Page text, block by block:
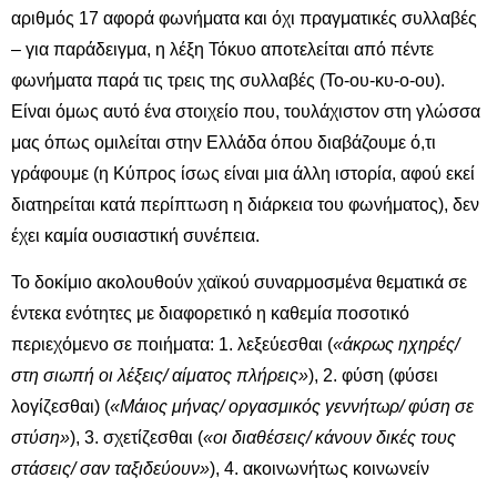
αριθμός 17 αφορά φωνήματα και όχι πραγματικές συλλαβές
– για παράδειγμα, η λέξη Τόκυο αποτελείται από πέντε
φωνήματα παρά τις τρεις της συλλαβές (Το-ου-κυ-ο-ου).
Είναι όμως αυτό ένα στοιχείο που, τουλάχιστον στη γλώσσα
μας όπως ομιλείται στην Ελλάδα όπου διαβάζουμε ό,τι
γράφουμε (η Κύπρος ίσως είναι μια άλλη ιστορία, αφού εκεί
διατηρείται κατά περίπτωση η διάρκεια του φωνήματος), δεν
έχει καμία ουσιαστική συνέπεια.
Το δοκίμιο ακολουθούν χαϊκού συναρμοσμένα θεματικά σε
έντεκα ενότητες με διαφορετικό η καθεμία ποσοτικό
περιεχόμενο σε ποιήματα: 1. λεξεύεσθαι («άκρως ηχηρές/
στη σιωπή οι λέξεις/ αίματος πλήρεις»), 2. φύση (φύσει
λογίζεσθαι) («Μάιος μήνας/ οργασμικός γεννήτωρ/ φύση σε
στύση»), 3. σχετίζεσθαι («οι διαθέσεις/ κάνουν δικές τους
στάσεις/ σαν ταξιδεύουν»), 4. ακοινωνήτως κοινωνείν